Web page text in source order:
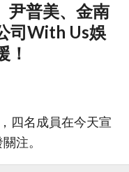
尹普美、金南
司With Us娛
！
四名成員在今天宣
注。